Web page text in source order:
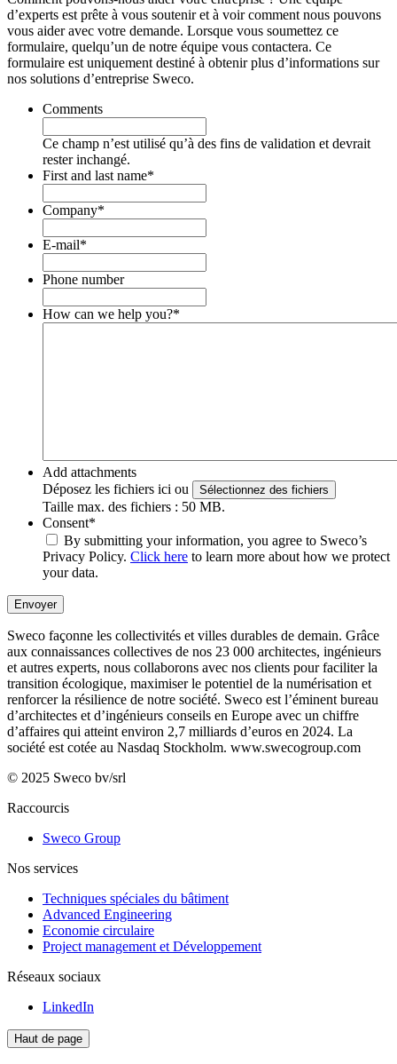
d’experts est prête à vous soutenir et à voir comment nous pouvons
vous aider avec votre demande. Lorsque vous soumettez ce
formulaire, quelqu’un de notre équipe vous contactera. Ce
formulaire est uniquement destiné à obtenir plus d’informations sur
nos solutions d’entreprise Sweco.
Comments
Ce champ n’est utilisé qu’à des fins de validation et devrait
rester inchangé.
First and last name*
Company*
E-mail*
Phone number
How can we help you?*
Add attachments
Déposez les fichiers ici ou
Sélectionnez des fichiers
Taille max. des fichiers : 50 MB.
Consent*
By submitting your information, you agree to Sweco’s
Privacy Policy. Click here to learn more about how we protect
your data.
Envoyer
Sweco façonne les collectivités et villes durables de demain. Grâce
aux connaissances collectives de nos 23 000 architectes, ingénieurs
et autres experts, nous collaborons avec nos clients pour faciliter la
transition écologique, maximiser le potentiel de la numérisation et
renforcer la résilience de notre société. Sweco est l’éminent bureau
d’architectes et d’ingénieurs conseils en Europe avec un chiffre
d’affaires qui atteint environ 2,7 milliards d’euros en 2024. La
société est cotée au Nasdaq Stockholm. www.swecogroup.com
© 2025 Sweco bv/srl
Raccourcis
Sweco Group
Nos services
Techniques spéciales du bâtiment
Advanced Engineering
Economie circulaire
Project management et Développement
Réseaux sociaux
LinkedIn
Haut de page